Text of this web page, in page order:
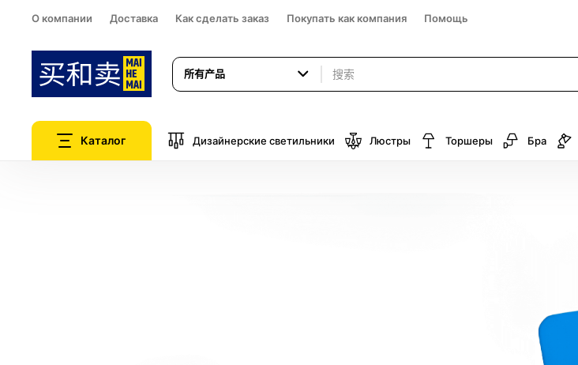
О компании Доставка Как сделать заказ Покупать как компания Помощь
所有产品
Каталог Дизайнерские светильники Люстры Торшеры Бра